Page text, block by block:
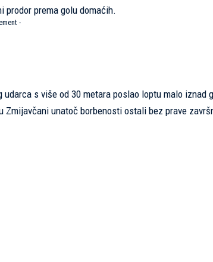
prodor prema golu domaćih.
-
s više od 30 metara poslao loptu malo iznad
unatoč borbenosti ostali bez prave